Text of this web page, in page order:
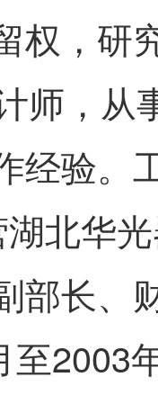
权，研
师，从
经验。
北华光
部长、
至2003